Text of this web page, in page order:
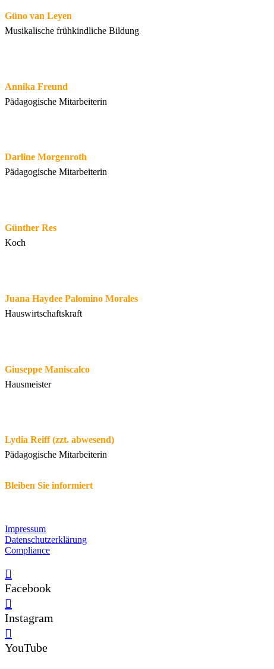
Güno van Leyen
Musikalische frühkindliche Bildung
Annika Freund
Pädagogische Mitarbeiterin
Darline Morgenroth
Pädagogische Mitarbeiterin
Günther Res
Koch
Juana Haydee Palomino Morales
Hauswirtschaftskraft
Giuseppe Maniscalco
Hausmeister
Lydia Reiff (zzt. abwesend)
Pädagogische Mitarbeiterin
Bleiben Sie informiert
Impressum
Datenschutzerklärung
Compliance
Facebook
Instagram
YouTube